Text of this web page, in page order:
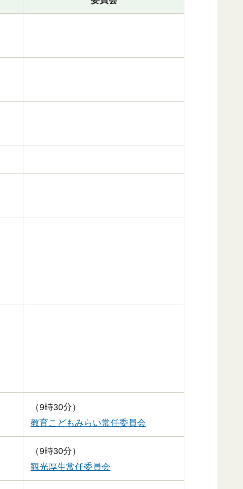
（9時30分）
教育こどもみらい常任委員会
（9時30分）
観光厚生常任委員会